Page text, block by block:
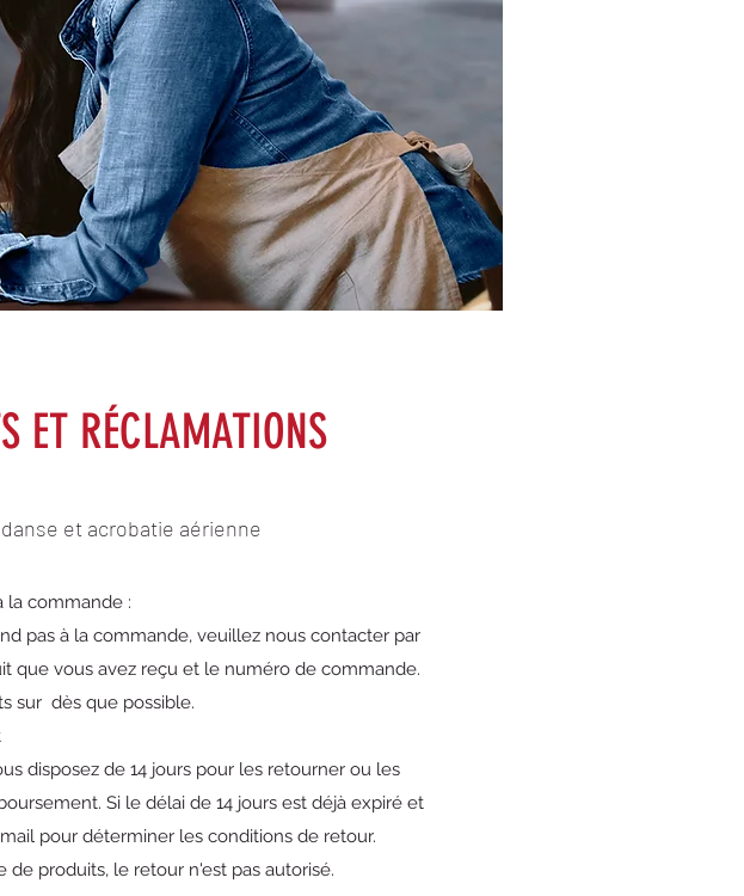
ET RÉCLAMATIONS
et acrobatie aérienne
la commande :
pas à la commande, veuillez nous contacter par
que vous avez reçu et le numéro de commande.
sur ​​ dès que possible.
disposez de 14 jours pour les retourner ou les
Si le délai de 14 jours est déjà expiré et
pour déterminer les conditions de retour.
produits, le retour n'est pas autorisé.